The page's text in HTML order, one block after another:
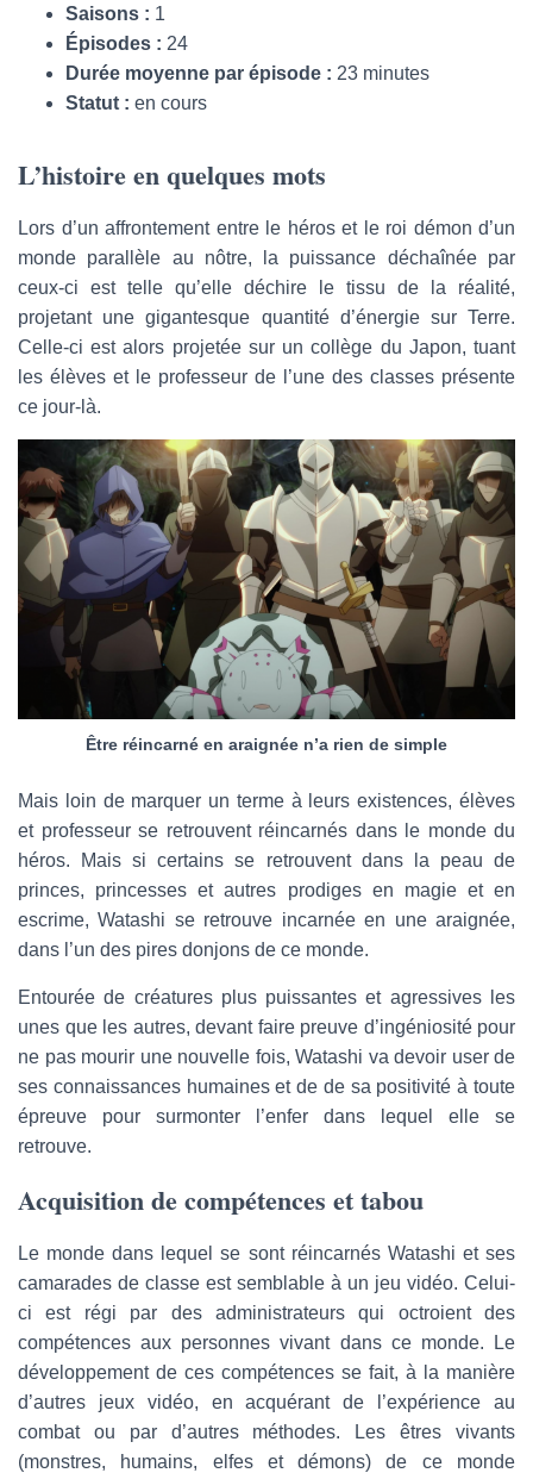
Saisons : 1
Épisodes : 24
Durée moyenne par épisode : 23 minutes
Statut : en cours
L’histoire en quelques mots
Lors d’un affrontement entre le héros et le roi démon d’un
monde parallèle au nôtre, la puissance déchaînée par
ceux-ci est telle qu’elle déchire le tissu de la réalité,
projetant une gigantesque quantité d’énergie sur Terre.
Celle-ci est alors projetée sur un collège du Japon, tuant
les élèves et le professeur de l’une des classes présente
ce jour-là.
Être réincarné en araignée n’a rien de simple
Mais loin de marquer un terme à leurs existences, élèves
et professeur se retrouvent réincarnés dans le monde du
héros. Mais si certains se retrouvent dans la peau de
princes, princesses et autres prodiges en magie et en
escrime, Watashi se retrouve incarnée en une araignée,
dans l’un des pires donjons de ce monde.
Entourée de créatures plus puissantes et agressives les
unes que les autres, devant faire preuve d’ingéniosité pour
ne pas mourir une nouvelle fois, Watashi va devoir user de
ses connaissances humaines et de de sa positivité à toute
épreuve pour surmonter l’enfer dans lequel elle se
retrouve.
Acquisition de compétences et tabou
Le monde dans lequel se sont réincarnés Watashi et ses
camarades de classe est semblable à un jeu vidéo. Celui-
ci est régi par des administrateurs qui octroient des
compétences aux personnes vivant dans ce monde. Le
développement de ces compétences se fait, à la manière
d’autres jeux vidéo, en acquérant de l’expérience au
combat ou par d’autres méthodes. Les êtres vivants
(monstres, humains, elfes et démons) de ce monde